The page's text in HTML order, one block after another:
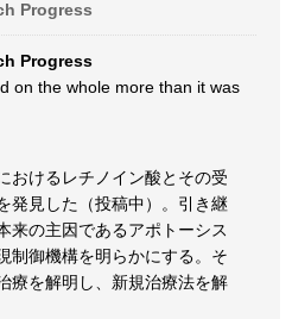
Progress
Progress
on the whole more than it was
おけるレチノイン酸とその受
発見した（投稿中）。引き継
来の主因であるアポトーシス
制御機構を明らかにする。そ
療を解明し、新規治療法を解